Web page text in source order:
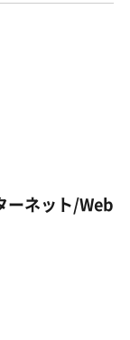
ーネット/Web